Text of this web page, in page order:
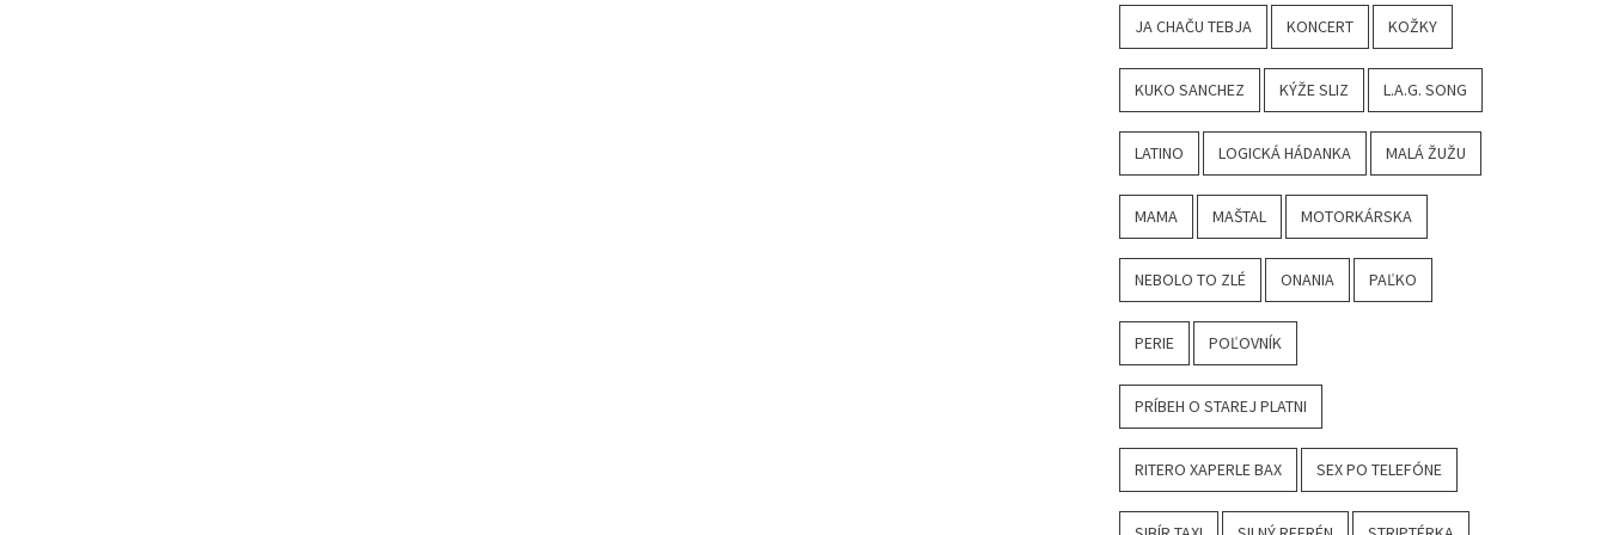
JA CHAČU TEBJA KONCERT KOŽKY
KUKO SANCHEZ KÝŽE SLIZ L.A.G. SONG
LATINO LOGICKÁ HÁDANKA MALÁ ŽUŽU
MAMA MAŠTAL MOTORKÁRSKA
NEBOLO TO ZLÉ ONANIA PAĽKO
PERIE POĽOVNÍK
PRÍBEH O STAREJ PLATNI
RITERO XAPERLE BAX SEX PO TELEFÓNE